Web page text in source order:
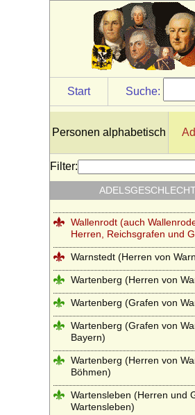
Start Suche:
Personen alphabetisch
Filter:
Vintzelberg
Vitzthum von Eckstädt
Voß (von Voss), Herren
Wahlen-Jürgass (Herren
Waldbott von Bassenheim
Bassenheim)
Waldemare (Haus
Waldow (Herren von
Waldstein (Vald?tejn)
Wallenrodt (auch
Herren, Reichsgrafen und
Warnstedt (Herren von
Wartenberg (Herren von
Wartenberg (Grafen von
Wartenberg (Grafen von
Bayern)
Wartenberg (Herren von
Böhmen)
Wartensleben (Herren und
Wartensleben)